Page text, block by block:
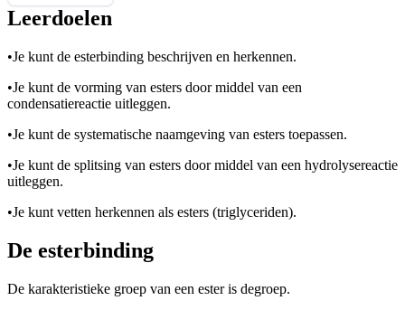
Leerdoelen
•Je kunt de esterbinding beschrijven en herkennen.
•Je kunt de vorming van esters door middel van een
condensatiereactie uitleggen.
•Je kunt de systematische naamgeving van esters toepassen.
•Je kunt de splitsing van esters door middel van een hydrolysereactie
uitleggen.
•Je kunt vetten herkennen als esters (triglyceriden).
De esterbinding
De karakteristieke groep van een ester is degroep.